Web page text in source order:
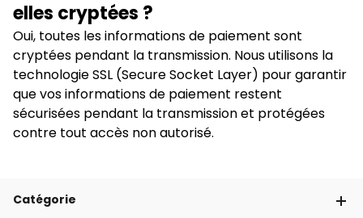
elles cryptées ?
Oui, toutes les informations de paiement sont
cryptées pendant la transmission. Nous utilisons la
technologie SSL (Secure Socket Layer) pour garantir
que vos informations de paiement restent
sécurisées pendant la transmission et protégées
contre tout accès non autorisé.
Catégorie